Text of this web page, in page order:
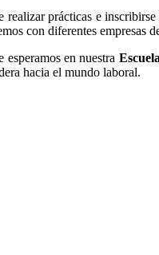
prácticas e
con diferentes empresas
esperamos en nuestra
hacia el mundo laboral.